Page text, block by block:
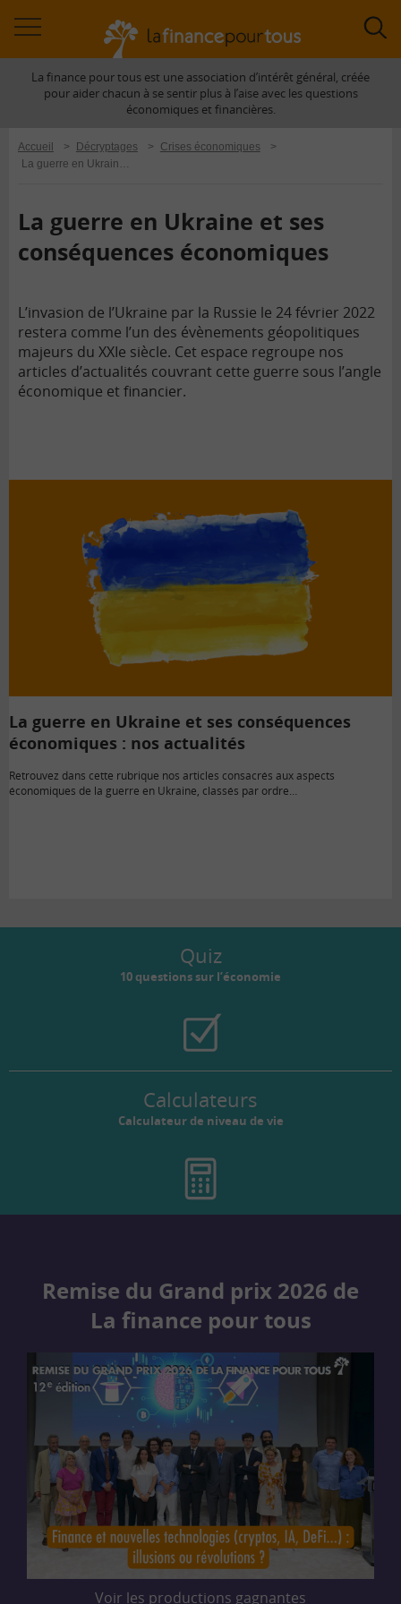
àLa finance pour tous est une association d’intérêt général, créée
pour aider chacun à se sentir plus à l’aise avec les questions
économiques et financières.
Accueil > Décryptages > Crises économiques
>
La guerre en Ukraine et ses conséquences économiques
La guerre en Ukraine et ses
conséquences économiques
L’invasion de l’Ukraine par la Russie le 24 février 2022
restera comme l’un des évènements géopolitiques
majeurs du XXIe siècle. Cet espace regroupe nos
articles d’actualités couvrant cette guerre sous l’angle
économique et financier.
La guerre en Ukraine et ses conséquences
économiques : nos actualités
Retrouvez dans cette rubrique nos articles consacrés aux aspects
économiques de la guerre en Ukraine, classés par ordre…
Quiz
10 questions sur l’économie
Calculateurs
Calculateur de niveau de vie
Remise du Grand prix 2026 de
La finance pour tous
Voir les productions gagnantes